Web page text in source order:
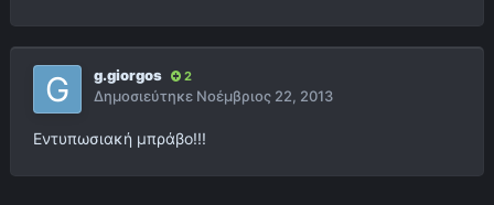
g.giorgos 2
Δημοσιεύτηκε Νοέμβριος 22, 2013
Εντυπωσιακή μπράβο!!!